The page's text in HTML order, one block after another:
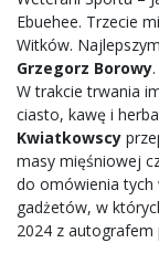
Ebuehee. Trzecie
Witków.
Grzegorz Borowy.
W trakcie trwania
ciasto, kawę i
Kwiatkowscy
masy mięśniowej
do omówienia tych
gadżetów, w
2024 z autografem